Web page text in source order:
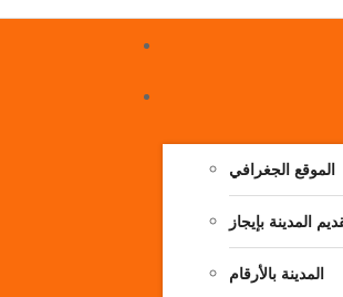
الموقع الجغرافي
المدينة بإيجاز
المدينة بالأرقام